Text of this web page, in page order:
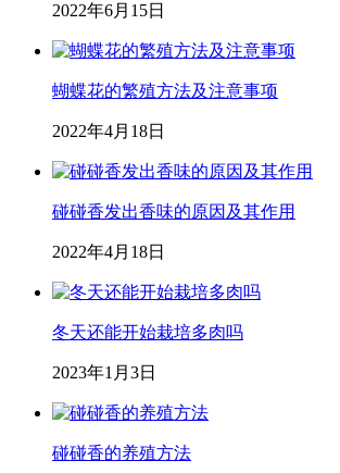
2022年6月15日
蝴蝶花的繁殖方法及注意事项
2022年4月18日
碰碰香发出香味的原因及其作用
2022年4月18日
冬天还能开始栽培多肉吗
2023年1月3日
碰碰香的养殖方法